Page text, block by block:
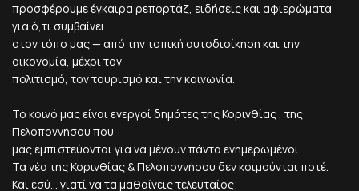
προσφέρουμε έγκαιρα ρεπορτάζ, ειδήσεις και αφιερώματα
για ό,τι συμβαίνει
στον τόπο μας — από την τοπική αυτοδιοίκηση και την
οικονομία, μέχρι τον
πολιτισμό, τον τουρισμό και την κοινωνία.
Το κοινό μας είναι ενεργοί δημότες της Κορινθίας , της
Πελοποννήσου που
μας εμπιστεύονται για να μένουν πάντα ενημερωμένοι.
Τα νέα της Κορινθίας & Πελοποννήσου δεν κοιμούνται ποτέ.
Και εσύ... γιατί να τα μαθαίνεις τελευταίος;